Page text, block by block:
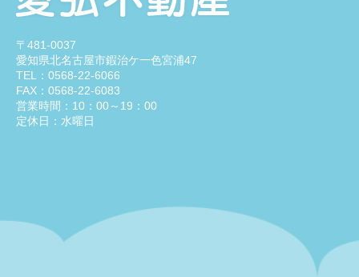
〒481-0037
愛知県北名古屋市鍜治ケ一色宮浦47
TEL：0568-22-6066
FAX：0568-22-6083
営業時間：10：00～19：00
定休日：水曜日